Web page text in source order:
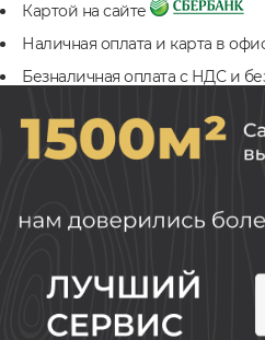
Картой на сайте
Наличная оплата и карта в
Безналичная оплата с НДС и